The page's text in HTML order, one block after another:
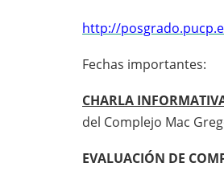
http://
Fechas importantes:
CHARLA
del Complejo Mac
EVALUACIÓN DE